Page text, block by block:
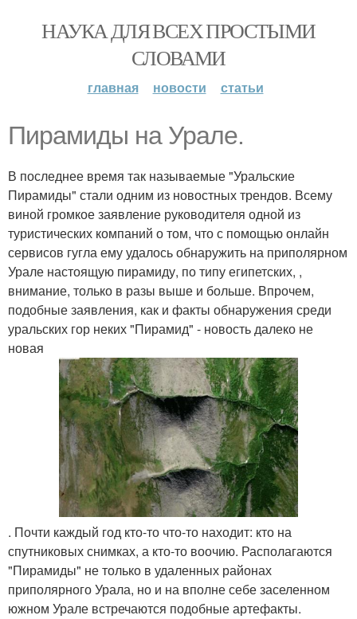
НАУКА ДЛЯ ВСЕХ ПРОСТЫМИ
СЛОВАМИ
главная новости статьи
Пирамиды на Урале.
В последнее время так называемые "Уральские
Пирамиды" стали одним из новостных трендов. Всему
виной громкое заявление руководителя одной из
туристических компаний о том, что с помощью онлайн
сервисов гугла ему удалось обнаружить на приполярном
Урале настоящую пирамиду, по типу египетских, ,
внимание, только в разы выше и больше. Впрочем,
подобные заявления, как и факты обнаружения среди
уральских гор неких "Пирамид" - новость далеко не
новая
. Почти каждый год кто-то что-то находит: кто на
спутниковых снимках, а кто-то воочию. Располагаются
"Пирамиды" не только в удаленных районах
приполярного Урала, но и на вполне себе заселенном
южном Урале встречаются подобные артефакты.